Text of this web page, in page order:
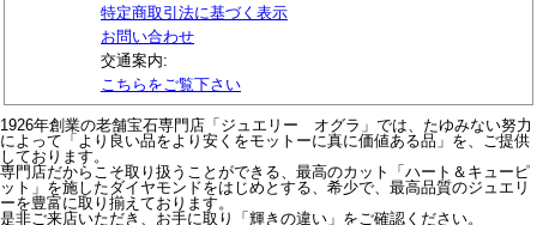
特定商取引法に基づく表示
お問い合わせ
交通案内:
こちらをご覧下さい
1926年創業の老舗宝石専門店「ジュエリー オグラ」では、たゆみない努力
によって「より良い品をより安くをモットーに真に価値ある品」を、ご提供
しております。
専門店だからこそ取り扱うことができる、最高のカット「ハート＆キューピ
ット」を施したダイヤモンドをはじめとする、希少で、最高品質のジュエリ
ーを豊富に取り揃えております。
是非ご来店いただき、お手に取り「輝きの違い」をご確認ください。